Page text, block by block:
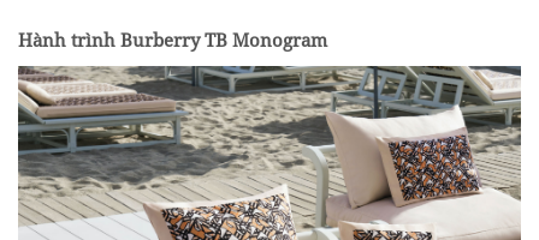
Hành trình Burberry TB Monogram